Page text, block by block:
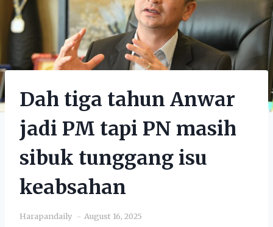
Dah tiga tahun Anwar
jadi PM tapi PN masih
sibuk tunggang isu
keabsahan
Harapandaily August 16, 2025